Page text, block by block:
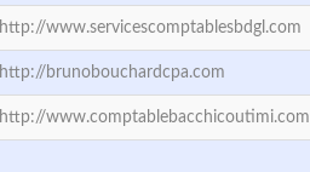
http://www.servicescomptablesbdgl.com
http://brunobouchardcpa.com
http://www.comptablebacchicoutimi.com